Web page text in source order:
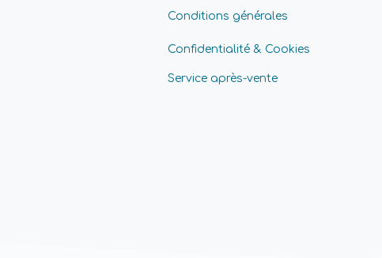
Conditions générales
Confidentialité & Cookies
Service après-vente